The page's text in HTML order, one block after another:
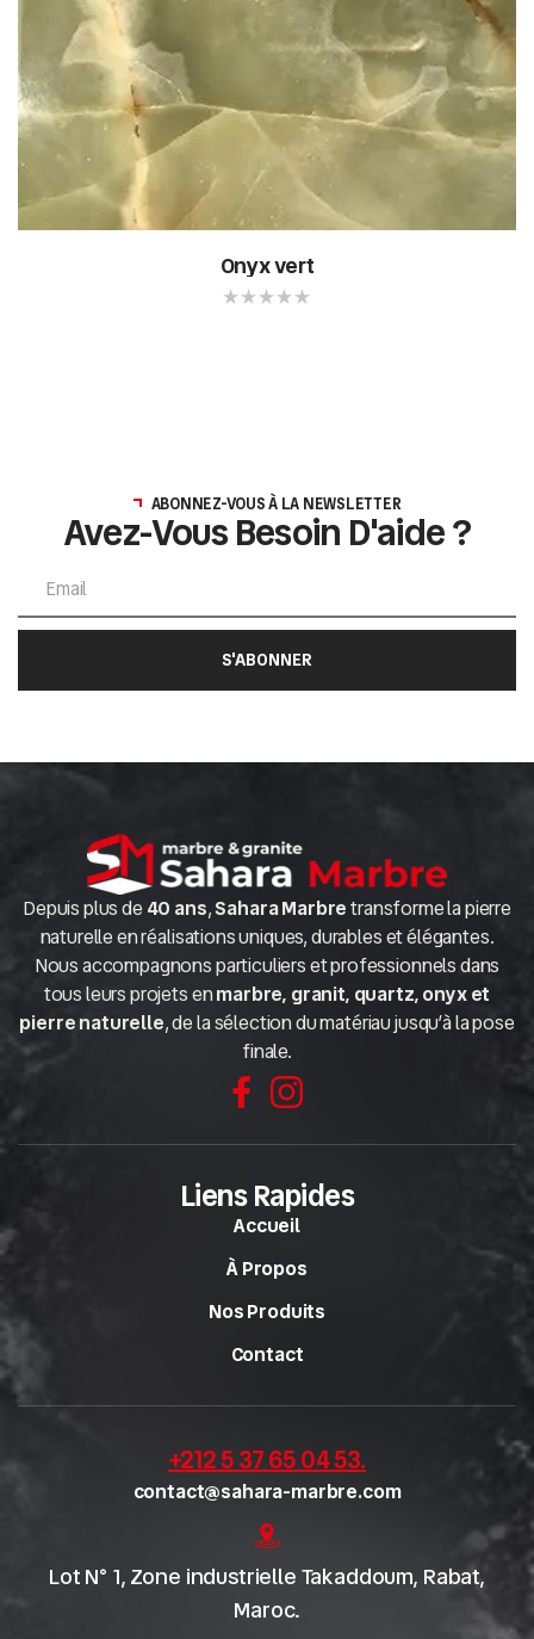
Onyx vert
ABONNEZ-VOUS À LA NEWSLETTER
Avez-Vous Besoin D'aide ?
S'ABONNER
Depuis plus de 40 ans,Sahara Marbretransforme la pierre
naturelle en réalisations uniques, durables et élégantes.
Nous accompagnons particuliers et professionnels dans
tous leurs projets enmarbre, granit, quartz, onyx et
pierre naturelle, de la sélection du matériau jusqu’à la pose
finale.
Liens Rapides
Accueil
À Propos
Nos Produits
Contact
+212 5 37 65 04 53.
contact@sahara-marbre.com
Lot N° 1, Zone industrielle Takaddoum, Rabat,
Maroc.